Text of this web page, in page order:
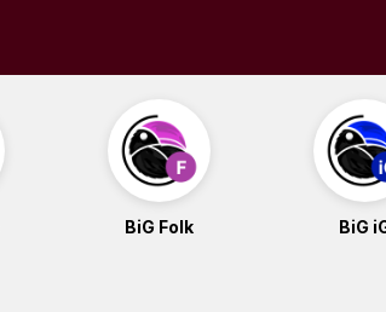
BiG Folk BiG